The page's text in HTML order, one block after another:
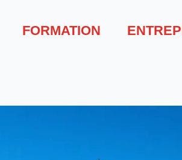
FORMATION